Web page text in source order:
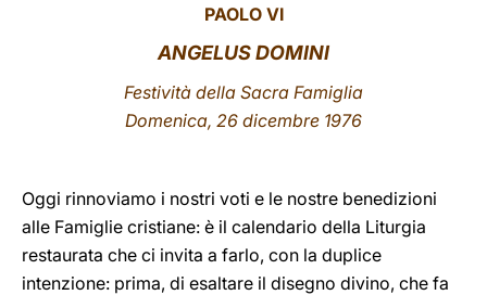
PAOLO VI
ANGELUS DOMINI
Festività della Sacra Famiglia
Domenica, 26 dicembre 1976
Oggi rinnoviamo i nostri voti e le nostre benedizioni
alle Famiglie cristiane: è il calendario della Liturgia
restaurata che ci invita a farlo, con la duplice
intenzione: prima, di esaltare il disegno divino, che fa